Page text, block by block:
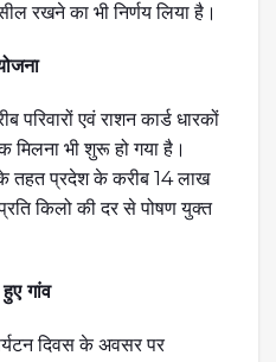
रखने का भी निर्णय लिया है।
एवं राशन कार्ड धारकों
मिलना भी शुरू हो गया है।
तहत प्रदेश के करीब 14 लाख
किलो की दर से पोषण युक्त
गांव
दिवस के अवसर पर